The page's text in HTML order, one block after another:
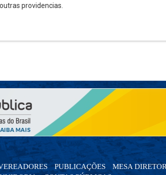
providencias.
PUBLICAÇÕES
MESA